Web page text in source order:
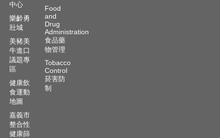
中心
樂齡勇
壯城
美豬美
牛進口
議題專
區
健康飲
食運動
地圖
嘉義市
整合性
健康篩
Food
and
Drug
Administration
食品藥
物管理
Tobacco
Control
菸害防
制